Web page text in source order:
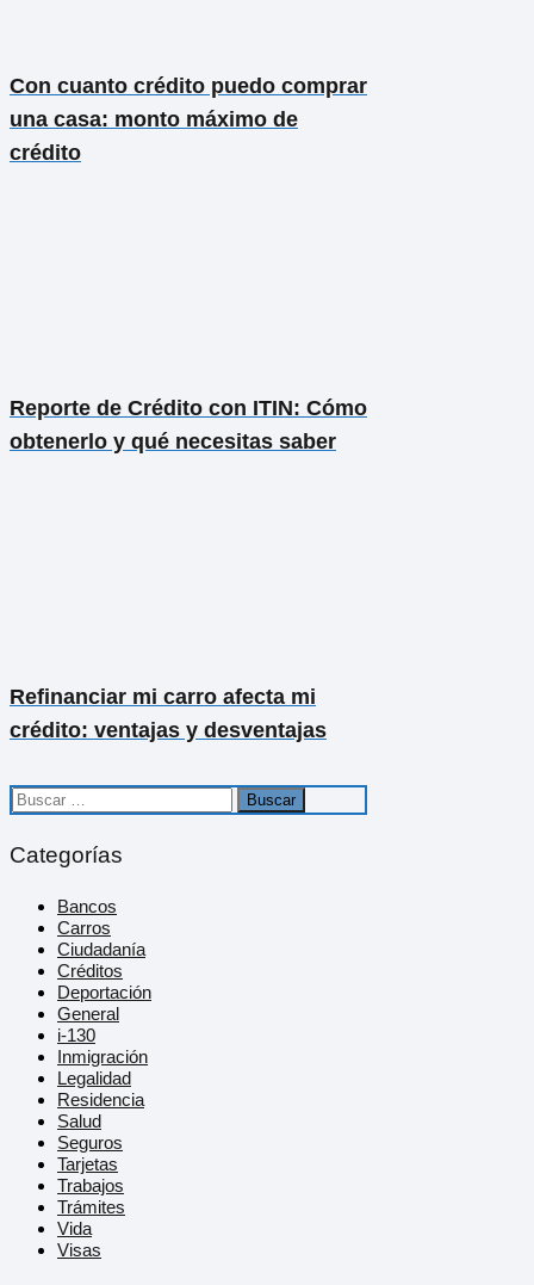
Con cuanto crédito puedo comprar
una casa: monto máximo de
crédito
Reporte de Crédito con ITIN: Cómo
obtenerlo y qué necesitas saber
Refinanciar mi carro afecta mi
crédito: ventajas y desventajas
Buscar:
Categorías
Bancos
Carros
Ciudadanía
Créditos
Deportación
General
i-130
Inmigración
Legalidad
Residencia
Salud
Seguros
Tarjetas
Trabajos
Trámites
Vida
Visas